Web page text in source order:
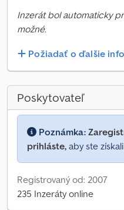
Inzerát bol automaticky
možné.
Požiadať o ďalšie
Poskytovateľ
Poznámka:
prihláste, aby ste
Registrovaný od: 2007
235 Inzeráty online